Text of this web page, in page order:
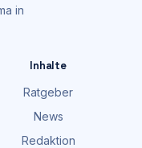
in
Inhalte
Ratgeber
News
Redaktion